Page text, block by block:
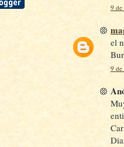
9 de
el
9 de